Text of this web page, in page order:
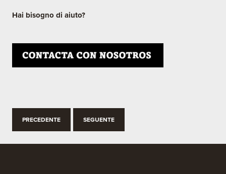
Hai bisogno di aiuto?
PRECEDENTE SEGUENTE